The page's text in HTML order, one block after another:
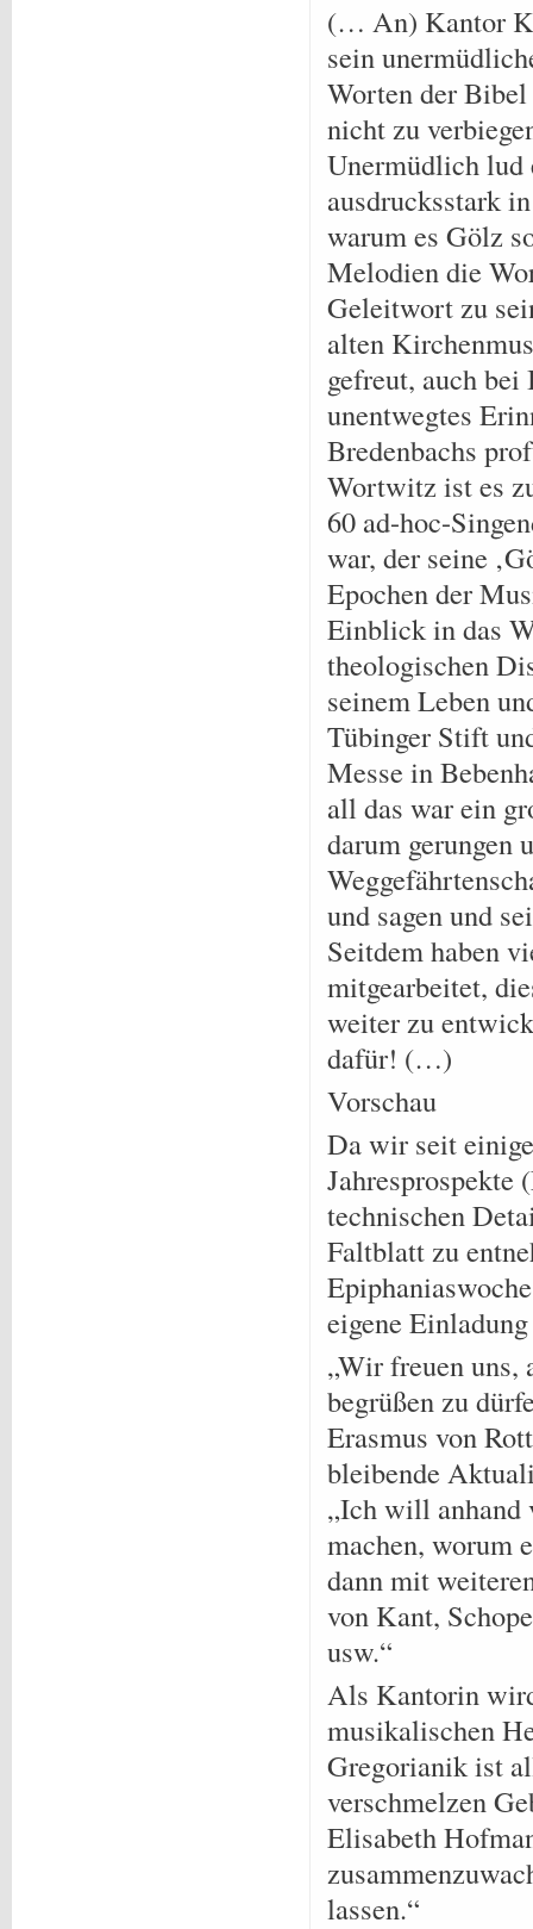
(… An) Kantor
sein
Worten der
nicht zu
Unermüdlich lud
ausdrucksstark
warum es Gölz
Melodien die
Geleitwort zu
alten
gefreut, auch bei
unentwegtes
Bredenbachs
Wortwitz ist es
60 ad-hoc-
war, der seine
Epochen der
Einblick in das
theologischen
seinem Leben
Tübinger Stift
Messe in
all das war ein
darum gerungen
und sagen und
Seitdem haben
mitgearbeitet,
weiter zu
dafür! (…)
Vorschau
Da wir seit
Jahresprospekte
technischen
Faltblatt zu
eigene
„Wir freuen
begrüßen zu
Erasmus von
bleibende
„Ich will anhand
machen, worum
dann mit
von Kant,
usw.“
Als Kantorin
musikalischen
Gregorianik ist
verschmelzen
Elisabeth
lassen.“